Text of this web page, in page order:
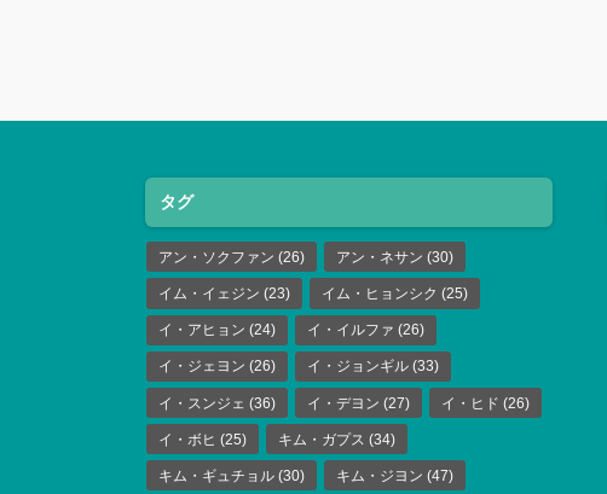
タグ
アン・ソクファン (26) アン・ネサン (30)
イム・イェジン (23) イム・ヒョンシク (25)
イ・アヒョン (24) イ・イルファ (26)
イ・ジェヨン (26) イ・ジョンギル (33)
イ・スンジェ (36) イ・デヨン (27) イ・ヒド (26)
イ・ボヒ (25) キム・ガプス (34)
キム・ギュチョル (30) キム・ジヨン (47)